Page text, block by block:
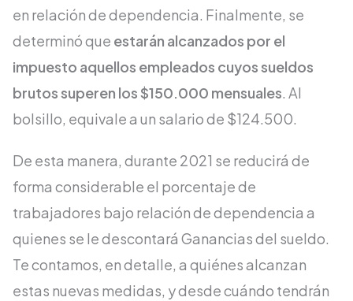
en relación de dependencia. Finalmente, se
determinó que estarán alcanzados por el
impuesto aquellos empleados cuyos sueldos
brutos superen los $150.000 mensuales. Al
bolsillo, equivale a un salario de $124.500.
De esta manera, durante 2021 se reducirá de
forma considerable el porcentaje de
trabajadores bajo relación de dependencia a
quienes se le descontará Ganancias del sueldo.
Te contamos, en detalle, a quiénes alcanzan
estas nuevas medidas, y desde cuándo tendrán